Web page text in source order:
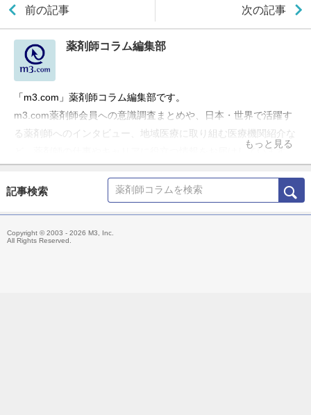
前の記事 次の記事
薬剤師コラム編集部
「m3.com」薬剤師コラム編集部です。
m3.com薬剤師会員への意識調査まとめや、日本・世界で活躍す
る薬剤師へのインタビュー、地域医療に取り組む医療機関紹介な
ど、薬剤師の仕事やキャリアに役立つ情報をお届けしています。
もっと見る
記事検索
Copyright © 2003 - 2026 M3, Inc.
All Rights Reserved.